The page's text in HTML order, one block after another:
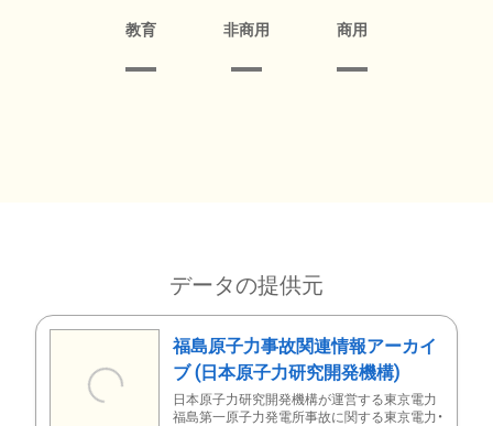
教育 非商用 商用
データの提供元
福島原子力事故関連情報アーカイ
ブ (日本原子力研究開発機構)
日本原子力研究開発機構が運営する東京電力
福島第一原子力発電所事故に関する東京電力・